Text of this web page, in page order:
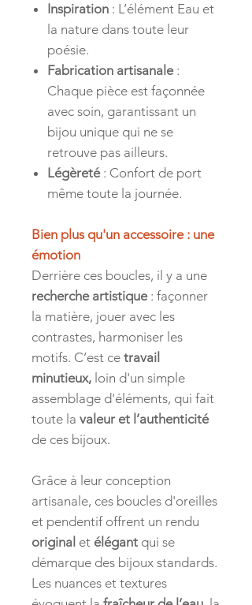
Inspiration : L’élément Eau et
la nature dans toute leur
poésie.
Fabrication artisanale:
Chaque pièce est façonnée
avec soin, garantissant un
bijou unique qui ne se
retrouve pas ailleurs.
Légèreté: Confort de port
même toute la journée.
Bien plus qu'un accessoire : une
émotion
Derrière ces boucles, il y a une
recherche artistique: façonner
la matière, jouer avec les
contrastes, harmoniser les
motifs. C’est ce travail
minutieux, loin d'un simple
assemblage d'éléments, qui fait
toute la valeur et l’authenticité
de ces bijoux.
Grâce à leur conception
artisanale, ces boucles d'oreilles
et pendentif offrent un rendu
original et élégant qui se
démarque des bijoux standards.
Les nuances et textures